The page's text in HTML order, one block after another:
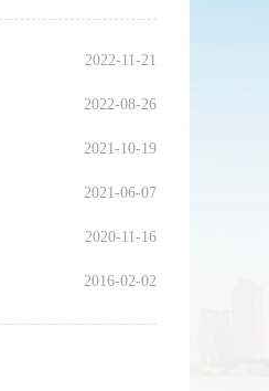
2022-11-21
2022-08-26
2021-10-19
2021-06-07
2020-11-16
2016-02-02